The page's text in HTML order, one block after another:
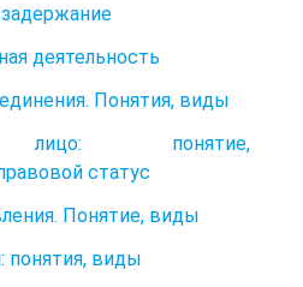
деятельность
Понятия, виды
лицо: понятие,
статус
Понятие, виды
понятия, виды